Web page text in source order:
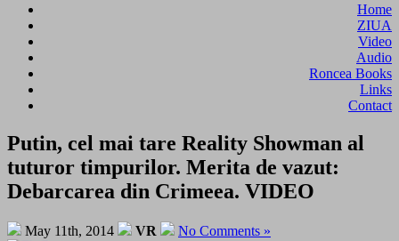
Home
ZIUA
Video
Audio
Roncea Books
Links
Contact
Putin, cel mai tare Reality Showman al
tuturor timpurilor. Merita de vazut:
Debarcarea din Crimeea. VIDEO
May 11th, 2014 VR No Comments »